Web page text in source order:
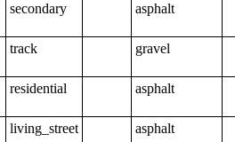
secondary asphalt
track gravel
residential asphalt
living_street asphalt